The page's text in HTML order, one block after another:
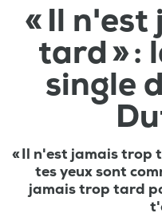
« Il
tard » :
single
« Il n'est jamais trop
tes yeux sont
jamais trop tard